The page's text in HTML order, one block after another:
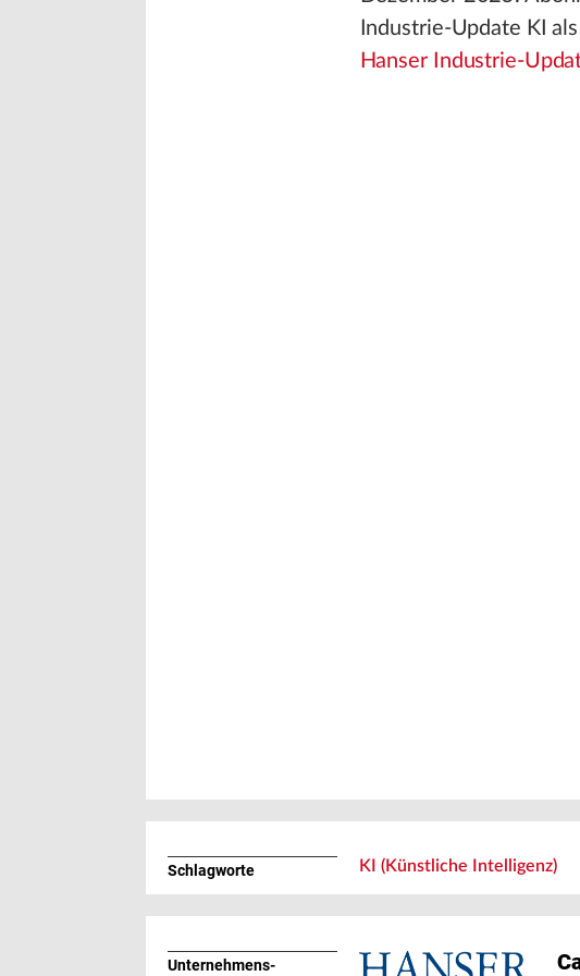
Industrie-Update KI
Hanser Industrie-
Schlagworte KI (Künstliche Intelligenz)
Unternehmens­